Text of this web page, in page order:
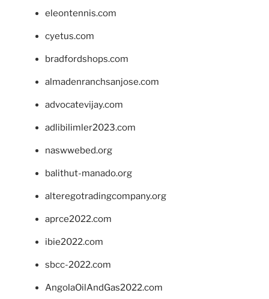
eleontennis.com
cyetus.com
bradfordshops.com
almadenranchsanjose.com
advocatevijay.com
adlibilimler2023.com
naswwebed.org
balithut-manado.org
alteregotradingcompany.org
aprce2022.com
ibie2022.com
sbcc-2022.com
AngolaOilAndGas2022.com